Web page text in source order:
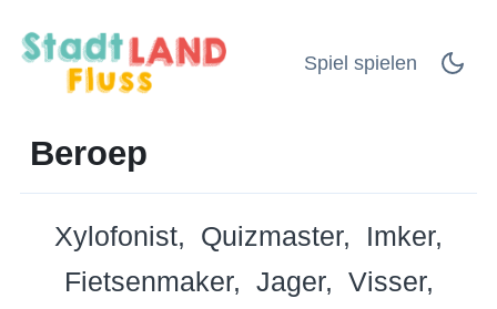
Spiel spielen
Beroep
Xylofonist Quizmaster
Imker
Fietsenmaker
Jager
Visser